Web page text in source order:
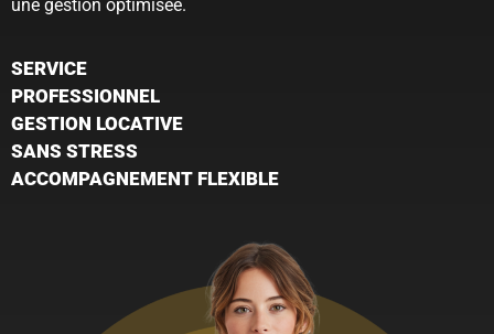
une gestion optimisée.
SERVICE
PROFESSIONNEL
GESTION LOCATIVE
SANS STRESS
ACCOMPAGNEMENT FLEXIBLE